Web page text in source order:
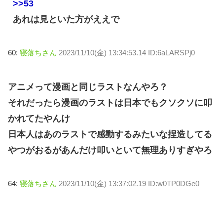
>>53
あれは見といた方がええで
60: 寝落ちさん 2023/11/10(金) 13:34:53.14 ID:6aLARSPj0
アニメって漫画と同じラストなんやろ？
それだったら漫画のラストは日本でもクソクソに叩
かれてたやんけ
日本人はあのラストで感動するみたいな捏造してる
やつがおるがあんだけ叩いといて無理ありすぎやろ
64: 寝落ちさん 2023/11/10(金) 13:37:02.19 ID:w0TP0DGe0